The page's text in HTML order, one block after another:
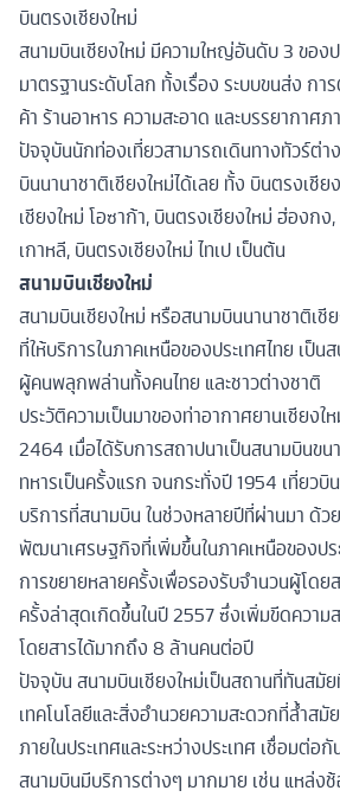
บินตรงเชียงใหม่
สนามบินเชียงใหม่ มีความใหญ่อันดับ 3 ของป
มาตรฐานระดับโลก ทั้งเรื่อง ระบบขนส่ง กา
ค้า ร้านอาหาร ความสะอาด และบรรยากาศ
ปัจจุบันนักท่องเที่ยวสามารถเดินทางทัวร์ต่า
บินนานาชาติเชียงใหม่ได้เลย ทั้ง บินตรงเชี
เชียงใหม่ โอซาก้า, บินตรงเชียงใหม่ ฮ่องกง
เกาหลี, บินตรงเชียงใหม่ ไทเป เป็นต้น
สนามบินเชียงใหม่
สนามบินเชียงใหม่ หรือสนามบินนานาชาติเชี
ที่ให้บริการในภาคเหนือของประเทศไทย เป็น
ผู้คนพลุกพล่านทั้งคนไทย และชาวต่างชาติ
ประวัติความเป็นมาของท่าอากาศยานเชียง
2464 เมื่อได้รับการสถาปนาเป็นสนามบินขน
ทหารเป็นครั้งแรก จนกระทั่งปี 1954 เที่ยว
บริการที่สนามบิน ในช่วงหลายปีที่ผ่านมา ด้ว
พัฒนาเศรษฐกิจที่เพิ่มขึ้นในภาคเหนือของปร
การขยายหลายครั้งเพื่อรองรับจำนวนผู้โดย
ครั้งล่าสุดเกิดขึ้นในปี 2557 ซึ่งเพิ่มขีดความ
โดยสารได้มากถึง 8 ล้านคนต่อปี
ปัจจุบัน สนามบินเชียงใหม่เป็นสถานที่ทันสมั
เทคโนโลยีและสิ่งอำนวยความสะดวกที่ล้ำส
ภายในประเทศและระหว่างประเทศ เชื่อมต่
สนามบินมีบริการต่างๆ มากมาย เช่น แหล่ง